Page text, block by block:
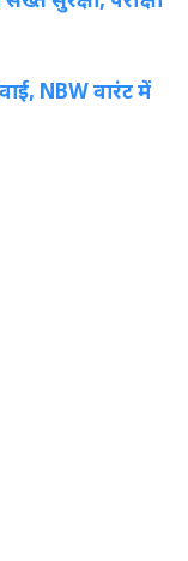
NBW वारंट में